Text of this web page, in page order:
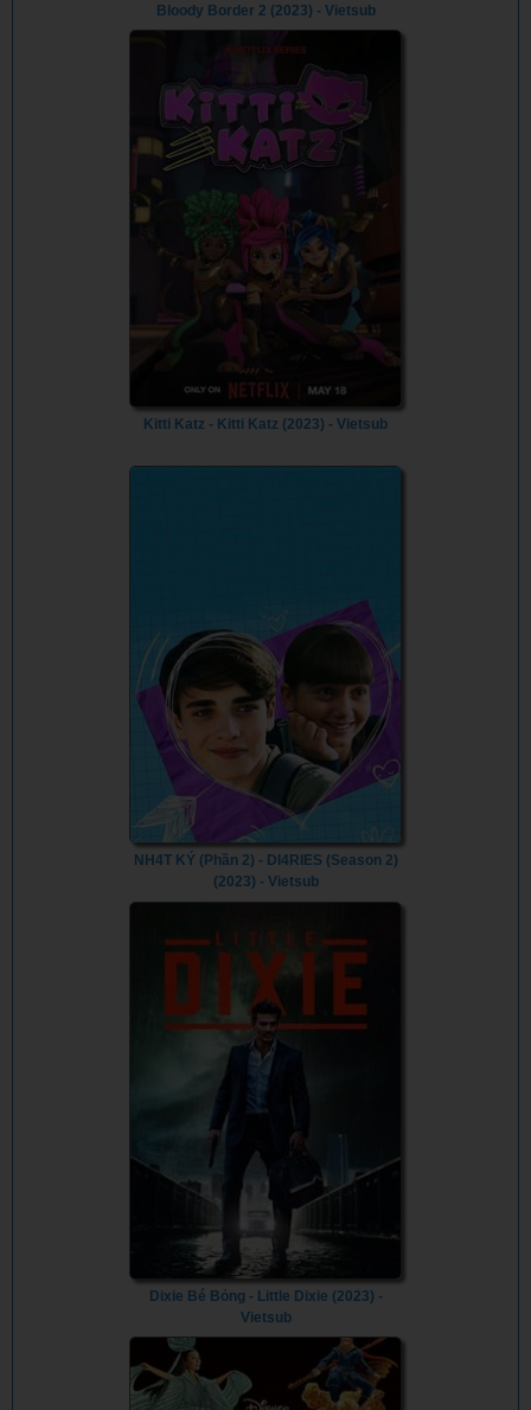
Bloody Border 2 (2023) - Vietsub
Kitti Katz - Kitti Katz (2023) - Vietsub
NH4T KÝ (Phần 2) - DI4RIES (Season 2)
(2023) - Vietsub
Dixie Bé Bỏng - Little Dixie (2023) -
Vietsub